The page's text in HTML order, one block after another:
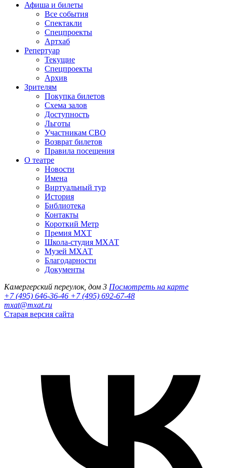
Афиша и билеты
Все события
Спектакли
Спецпроекты
Артхаб
Репертуар
Текущие
Спецпроекты
Архив
Зрителям
Покупка билетов
Схема залов
Доступность
Льготы
Участникам СВО
Возврат билетов
Правила посещения
О театре
Новости
Имена
Виртуальный тур
История
Библиотека
Контакты
Короткий Метр
Премия МХТ
Школа-студия МХАТ
Музей МХАТ
Благодарности
Документы
Камергерский переулок, дом 3 Посмотреть на карте
+7 (495) 646-36-46 +7 (495) 692-67-48‬
mxat@mxat.ru
Старая версия сайта